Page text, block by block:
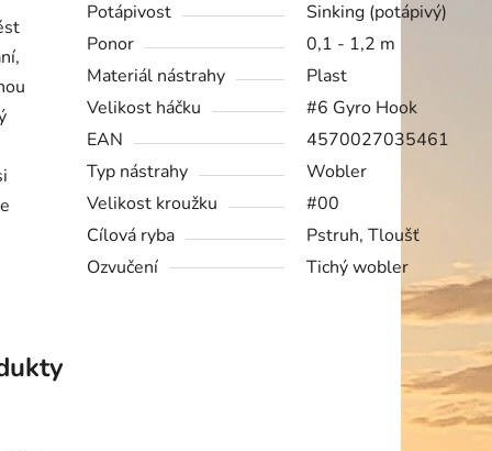
Potápivost
Sinking (potápivý)
Ponor
0,1 - 1,2 m
Materiál nástrahy
Plast
Velikost háčku
#6 Gyro Hook
EAN
4570027035461
Typ nástrahy
Wobler
Velikost kroužku
#00
Cílová ryba
Pstruh, Tloušť
Ozvučení
Tichý wobler